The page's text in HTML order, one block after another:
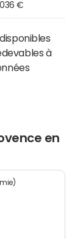
€
à
en